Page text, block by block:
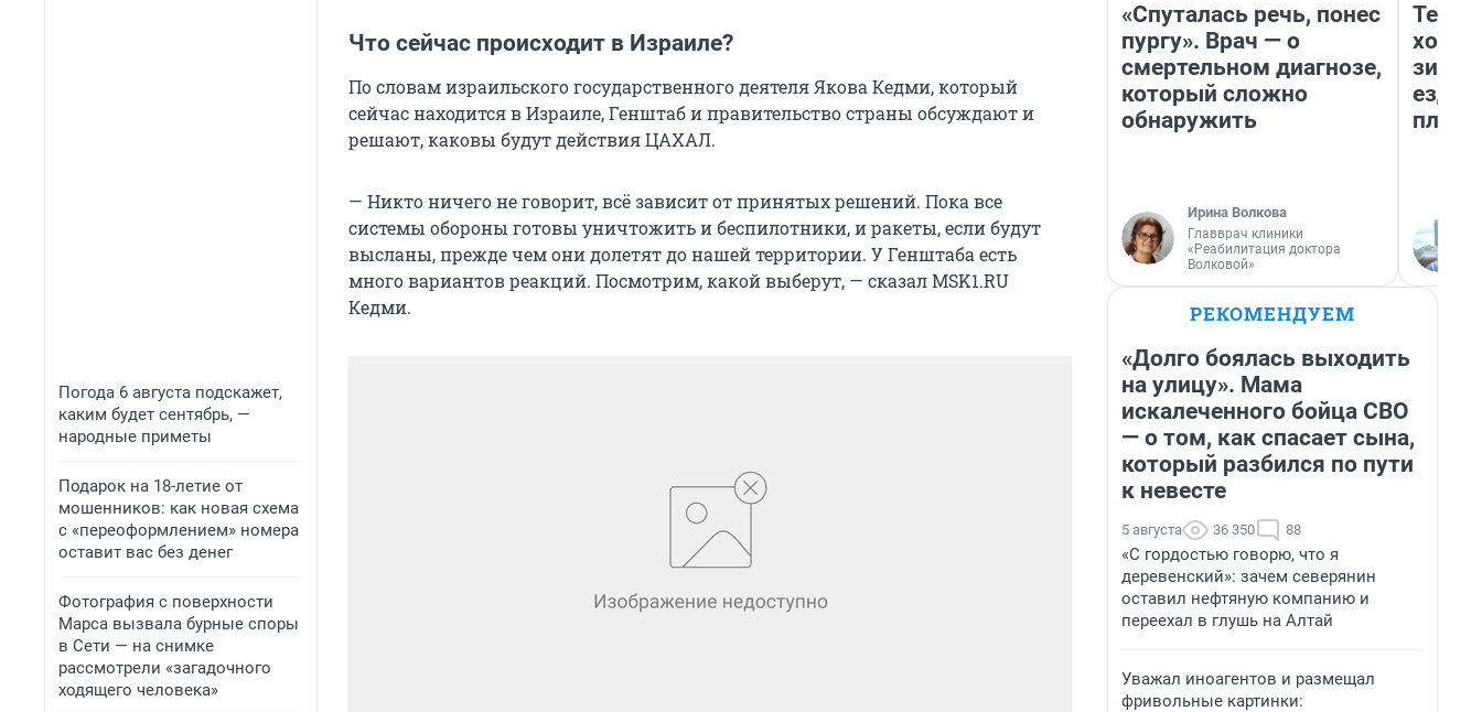
Погода 6 августа подскажет,
каким будет сентябрь, —
народные приметы
Подарок на 18-летие от
мошенников: как новая схема
с «переоформлением» номера
оставит вас без денег
Фотография с поверхности
Марса вызвала бурные споры
в Сети — на снимке
рассмотрели «загадочного
ходящего человека»
Что сейчас происходит в Израиле?
По словам израильского государственного деятеля Якова Кедми, который
сейчас находится в Израиле, Генштаб и правительство страны обсуждают и
решают, каковы будут действия ЦАХАЛ.
— Никто ничего не говорит, всё зависит от принятых решений. Пока все
системы обороны готовы уничтожить и беспилотники, и ракеты, если будут
высланы, прежде чем они долетят до нашей территории. У Генштаба есть
много вариантов реакций. Посмотрим, какой выберут, — сказал MSK1.RU
Кедми.
«Спуталась речь, понес
пургу». Врач — о
смертельном диагнозе,
который сложно
обнаружить
Ирина Волкова
Главврач клиники
«Реабилитация доктора
Волковой»
ездит
РЕКОМЕНДУЕМ
«Долго боялась выходить
на улицу». Мама
искалеченного бойца СВО
— о том, как спасает сына,
который разбился по пути
к невесте
5 августа 36 350 88
«С гордостью говорю, что я
деревенский»: зачем северянин
оставил нефтяную компанию и
переехал в глушь на Алтай
Уважал иноагентов и размещал
фривольные картинки: